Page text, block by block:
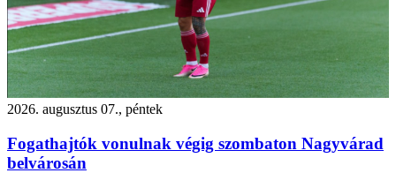
2026. augusztus 07., péntek
Fogathajtók vonulnak végig szombaton Nagyvárad
belvárosán